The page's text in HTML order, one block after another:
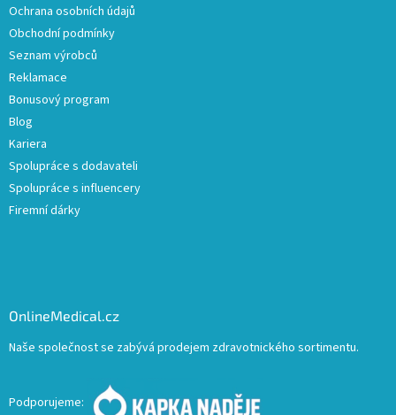
Ochrana osobních údajů
Obchodní podmínky
Seznam výrobců
Reklamace
Bonusový program
Blog
Kariera
Spolupráce s dodavateli
Spolupráce s influencery
Firemní dárky
OnlineMedical.cz
Naše společnost se zabývá prodejem zdravotnického sortimentu.
Podporujeme: